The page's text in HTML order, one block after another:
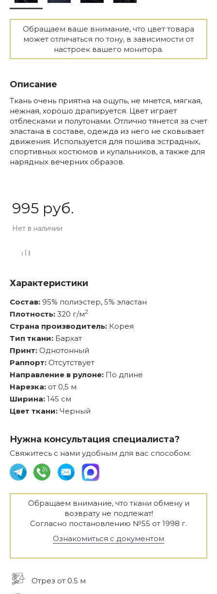
Обращаем ваше внимание, что цвет товара
может отличаться по тону, в зависимости от
настроек вашего монитора.
Описание
Ткань очень приятна на ощупь, не мнется, мягкая,
нежная, хорошо драпируется. Цвет играет
отблесками и полутонами. Отлично тянется за счет
эластана в составе, одежда из него не сковывает
движения. Используется для пошива эстрадных,
спортивных костюмов и купальников, а также для
нарядных вечерних образов.
995 руб.
Нет в наличии
Характеристики
Состав: 95% полиэстер, 5% эластан
Плотность: 320 г/м2
Страна производитель: Корея
Тип ткани: Бархат
Принт: Однотонный
Раппорт: Отсутствует
Направление в рулоне: По длине
Нарезка: от 0,5 м
Ширина: 145 см
Цвет ткани: Черный
Нужна консультация специалиста?
Свяжитесь с нами удобным для вас способом:
Обращаем внимание, что ткани обмену и
возврату не подлежат!
Согласно постановлению №55 от 1998 г.
Ознакомиться с документом
Отрез от 0.5 м